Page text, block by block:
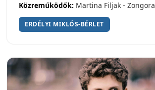
Közreműködők: Martina Filjak - Zongora
ERDÉLYI MIKLÓS-BÉRLET